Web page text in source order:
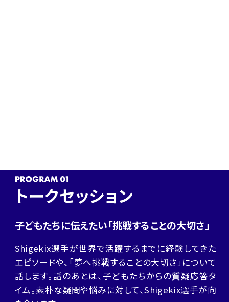
トークセッション
子どもたちに伝えたい「挑戦することの大切さ」
Shigekix選手が世界で活躍するまでに経験してきた
エピソードや、「夢へ挑戦することの大切さ」について
話します。話のあとは、子どもたちからの質疑応答タ
イム。素朴な疑問や悩みに対して、Shigekix選手が向